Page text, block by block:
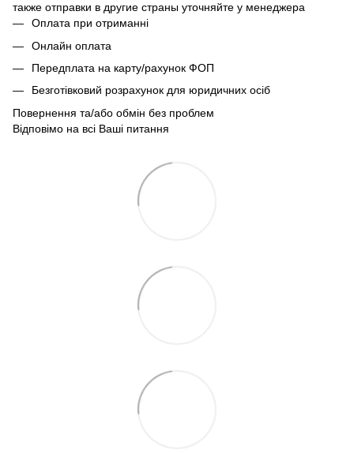
также отправки в другие страны уточняйте у менеджера
Оплата при отриманні
Онлайн оплата
Передплата на карту/рахунок ФОП
Безготівковий розрахунок для юридичних осіб
Повернення та/або обмін без проблем
Відповімо на всі Ваші питання